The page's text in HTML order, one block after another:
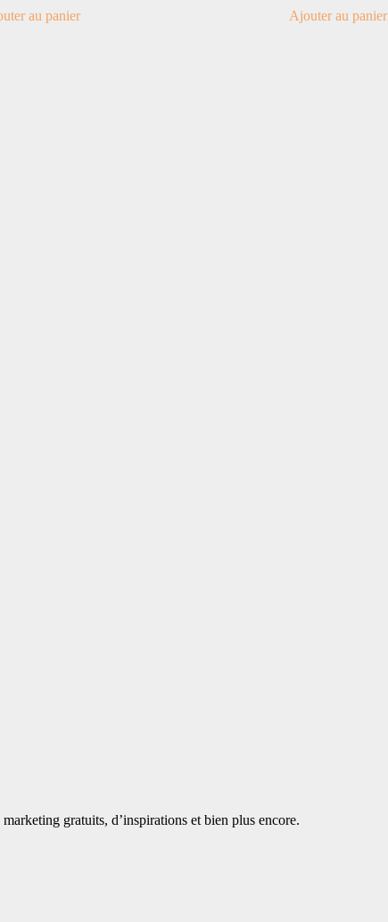
au panier
5
Ajouter au panier
gratuits, d’inspirations et bien plus encore.